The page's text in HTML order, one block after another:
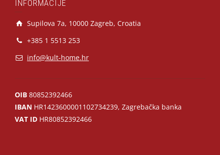
INFORMACIJE
Supilova 7a, 10000 Zagreb, Croatia
+385 1 5513 253
info@kult-home.hr
OIB 80852392466
IBAN HR1423600001102734239, Zagrebačka banka
VAT ID HR80852392466